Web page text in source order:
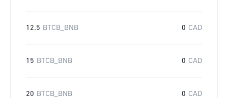
12.5 BTCB_BNB 0 CAD
15 BTCB_BNB 0 CAD
20 BTCB_BNB 0 CAD